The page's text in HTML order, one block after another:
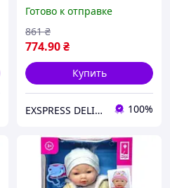
Готово к отправке
774.90₴
861 ₴
Купить
EXSPRESS DELIVERY 100%